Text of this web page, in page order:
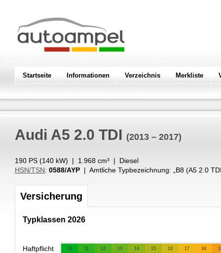
Startseite Informationen Verzeichnis Merkliste
Audi A5 2.0 TDI (2013 – 2017)
190 PS (140 kW) | 1.968 cm³ | Diesel
HSN/TSN: 0588/AYP | Amtliche Typbezeichnung: „ B8 (A5 2.0
Versicherung
Typklassen 2026
Haftpflicht 10 11 12 13 14 15 16 17 18